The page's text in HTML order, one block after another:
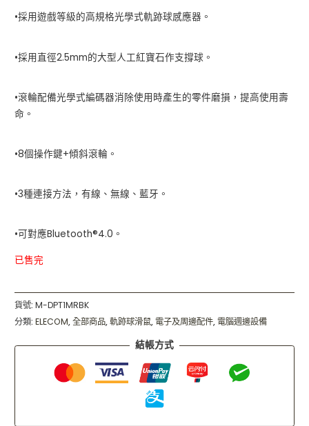
•採用遊戲等級的高規格光學式軌跡球感應器。
•採用直徑2.5mm的大型人工紅寶石作支撐球。
•滾輪配備光學式編碼器消除使用時產生的零件磨損，提高使用壽
命。
•8個操作鍵+傾斜滾輪。
•3種連接方法，有線、無線、藍牙。
•可對應Bluetooth®4.0 。
已售完
貨號:M-DPT1MRBK
分類:ELECOM,全部商品,軌跡球滑鼠,電子及周邊配件,電腦週邊設備
結帳方式